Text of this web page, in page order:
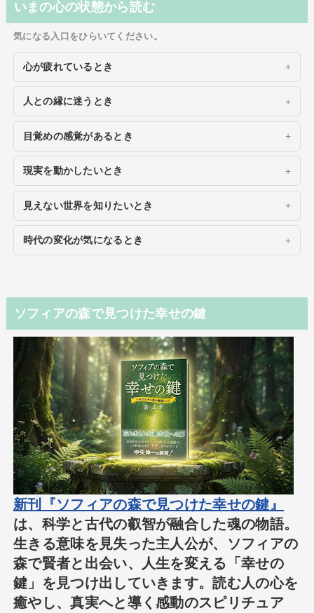
いまの心の状態から読む
気になる入口をひらいてください。
心が疲れているとき
人との縁に迷うとき
目覚めの感覚があるとき
現実を動かしたいとき
見えない世界を知りたいとき
時代の変化が気になるとき
ソフィアの森で見つけた幸せの鍵
新刊『ソフィアの森で見つけた幸せの鍵』
は、科学と古代の叡智が融合した魂の物語。
生きる意味を見失った主人公が、ソフィアの
森で賢者と出会い、人生を変える「幸せの
鍵」を見つけ出していきます。読む人の心を
癒やし、真実へと導く感動のスピリチュア